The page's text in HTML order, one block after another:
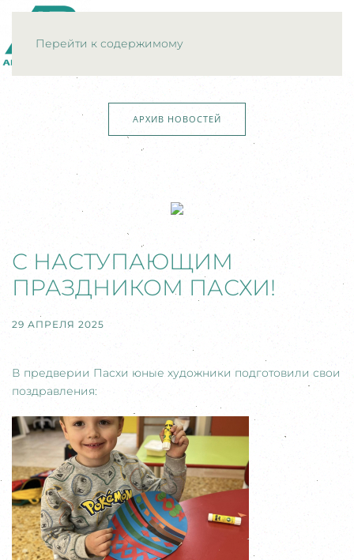
Перейти к содержимому
АРХИВ НОВОСТЕЙ
С НАСТУПАЮЩИМ
ПРАЗДНИКОМ ПАСХИ!
29 АПРЕЛЯ 2025
В предверии Пасхи юные художники подготовили свои
поздравления: